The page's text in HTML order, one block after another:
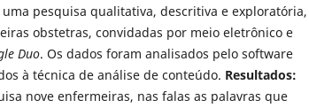
uma pesquisa qualitativa, descritiva e exploratória,
obstetras, convidadas por meio eletrônico e
Duo. Os dados foram analisados pelo software
à técnica de análise de conteúdo. Resultados:
nove enfermeiras, nas falas as palavras que